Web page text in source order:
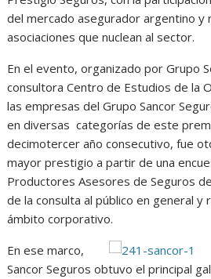
del mercado asegurador argentino
asociaciones que nuclean al sector.
En el evento, organizado por Grupo
consultora Centro de Estudios de la
las empresas del Grupo Sancor
en diversas categorías de este
decimotercer año consecutivo, fue
mayor prestigio a partir de una
Productores Asesores de Seguros
de la consulta al público en general
ámbito corporativo.
En ese marco,
Sancor Seguros obtuvo el principal